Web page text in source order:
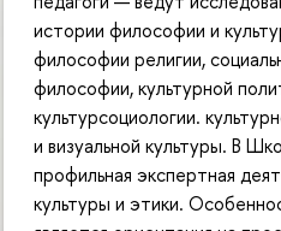
истории философии и
философии религии,
философии, культурной
культурсоциологии.
и визуальной культуры. В
профильная экспертная
культуры и этики.